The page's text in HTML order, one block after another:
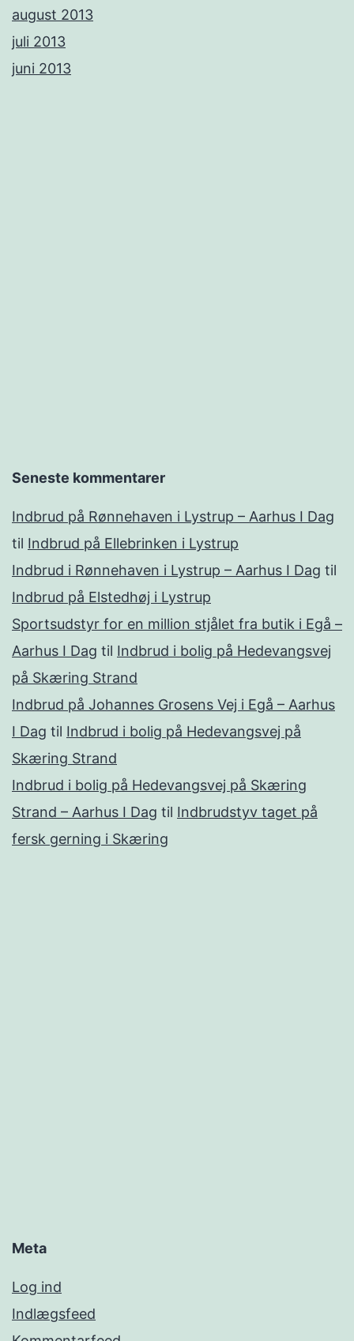
august 2013
juli 2013
juni 2013
Seneste kommentarer
Indbrud på Rønnehaven i Lystrup – Aarhus I Dag
til Indbrud på Ellebrinken i Lystrup
Indbrud i Rønnehaven i Lystrup – Aarhus I Dag til
Indbrud på Elstedhøj i Lystrup
Sportsudstyr for en million stjålet fra butik i Egå –
Aarhus I Dag til Indbrud i bolig på Hedevangsvej
på Skæring Strand
Indbrud på Johannes Grosens Vej i Egå – Aarhus
I Dag til Indbrud i bolig på Hedevangsvej på
Skæring Strand
Indbrud i bolig på Hedevangsvej på Skæring
Strand – Aarhus I Dag til Indbrudstyv taget på
fersk gerning i Skæring
Meta
Log ind
Indlægsfeed